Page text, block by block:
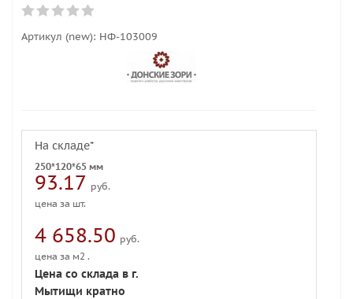
Артикул (new): НФ-103009
На складе*
250*120*65 мм
93.17 руб.
цена за шт.
4 658.50 руб.
цена за м2 .
Цена со склада в г.
Мытищи кратно